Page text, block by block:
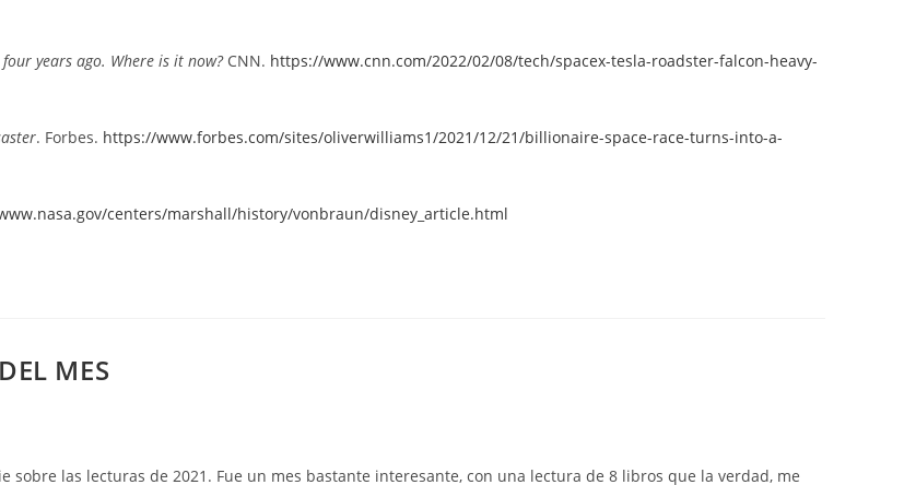
years ago. Where is it now?CNN. https://www.cnn.com/2022/02/08/tech/spacex-tesla-roadster-falcon-heavy-
. Forbes. https://www.forbes.com/sites/oliverwilliams1/2021/12/21/billionaire-space-race-turns-into-a-
centers/marshall/history/vonbraun/disney_article.html
MES
las lecturas de 2021. Fue un mes bastante interesante, con una lectura de 8 libros que la verdad, me